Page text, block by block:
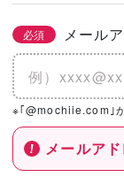
必須 メール
※｢@mochiie.com｣
メールア